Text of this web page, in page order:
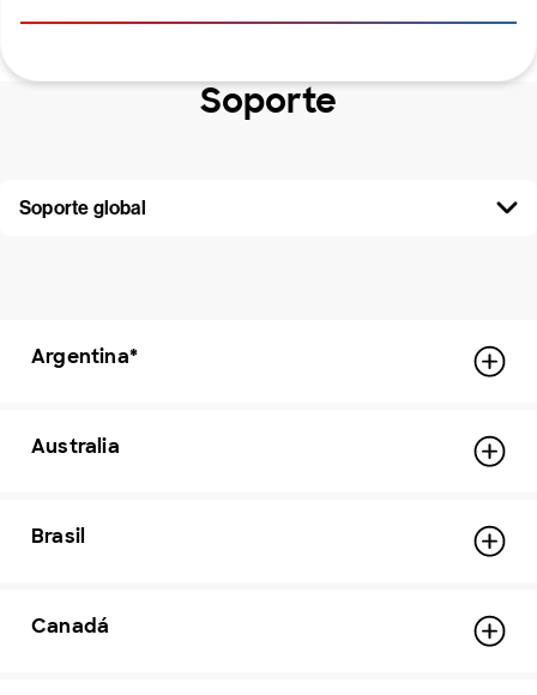
Soporte
Soporte global
Argentina*
Australia
Brasil
Canadá